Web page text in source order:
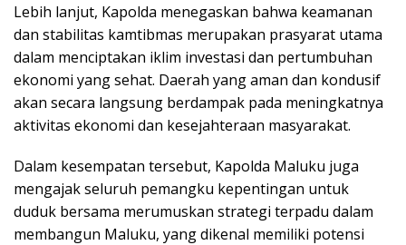
Lebih lanjut, Kapolda menegaskan bahwa keamanan
dan stabilitas kamtibmas merupakan prasyarat utama
dalam menciptakan iklim investasi dan pertumbuhan
ekonomi yang sehat. Daerah yang aman dan kondusif
akan secara langsung berdampak pada meningkatnya
aktivitas ekonomi dan kesejahteraan masyarakat.
Dalam kesempatan tersebut, Kapolda Maluku juga
mengajak seluruh pemangku kepentingan untuk
duduk bersama merumuskan strategi terpadu dalam
membangun Maluku, yang dikenal memiliki potensi